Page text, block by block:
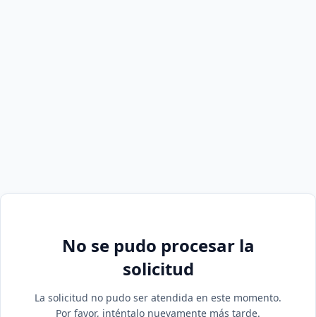
No se pudo procesar la
solicitud
La solicitud no pudo ser atendida en este momento.
Por favor, inténtalo nuevamente más tarde.